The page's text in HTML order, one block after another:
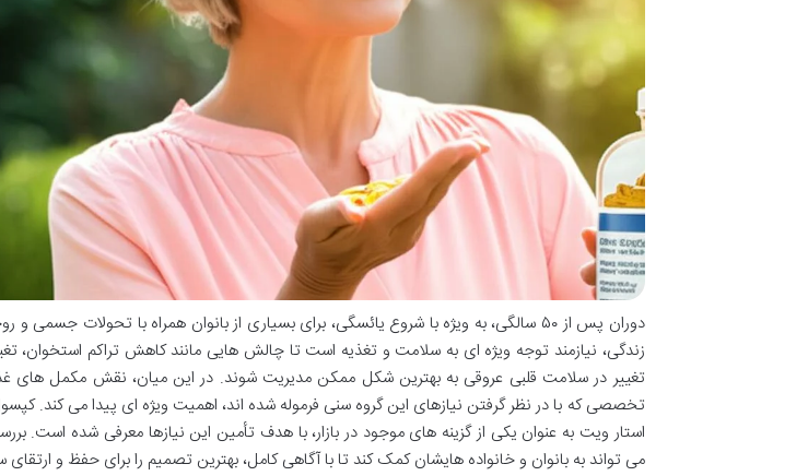
دوران پس از ۵۰ سالگی، به ویژه با شروع یائسگی، برای بسیاری از بانوان همراه با تحولات
زندگی، نیازمند توجه ویژه ای به سلامت و تغذیه است تا چالش هایی مانند کاهش تراکم
تغییر در سلامت قلبی عروقی به بهترین شکل ممکن مدیریت شوند. در این میان، نقش مکمل های
استار ویت به عنوان یکی از گزینه های موجود در بازار، با هدف تأمین این نیازها معرفی شده است.
می تواند به بانوان و خانواده هایشان کمک کند تا با آگاهی کامل، بهترین تصمیم را برای حفظ و